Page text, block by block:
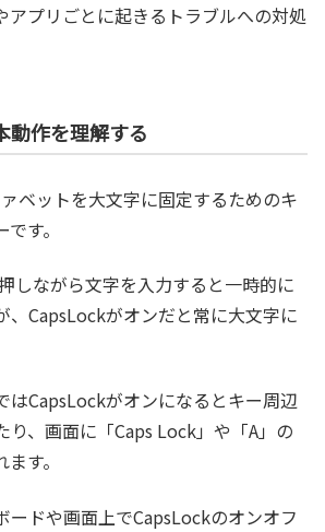
アプリごとに起きるトラブルへの対処
動作を理解する
ベットを大文字に固定するためのキ
す。
しながら文字を入力すると一時的に
、CapsLockがオンだと常に大文字に
はCapsLockがオンになるとキー周辺
り、画面に「Caps Lock」や「A」の
す。
ードや画面上でCapsLockのオンオフ